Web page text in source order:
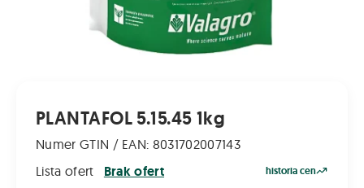
PLANTAFOL 5.15.45 1kg
Numer GTIN / EAN: 8031702007143
Lista ofert
Brak ofert historia cen